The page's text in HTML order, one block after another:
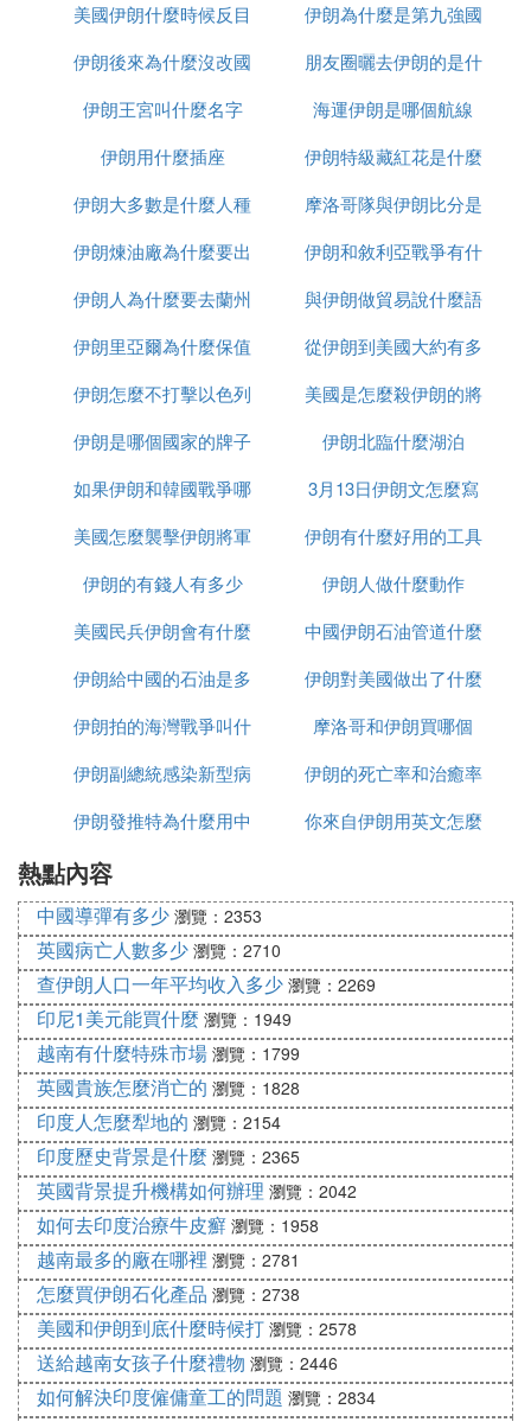
烘嘗鏂銆備紛鏈楃殑涓諱綋姘戞棌涓烘嘗鏂浜猴紝鍗
犲眳姘戞諱漢鍙ｇ殑榪戜竷鎴愶紝灞呮皯鎿嶆嘗鏂璇
涓轟富銆傝櫧鐒朵紛鏈楀拰寰堝氶樋鎷変集鍥藉朵竴
鏍峰悓灞炰簬瑗誇簹銆佸悓灞炰簬浠ヤ紛鏂鍏版暀涓
轟富鐨勫浗瀹訛紝浣嗕紛鏈椾笉鏄闃挎媺浼鍥藉躲傞
樋鎷変集鍥藉朵富瑕佸垎甯冨湪瑗誇簹銆佸寳闈炲湴
鍖猴紝闃挎媺浼鍥藉舵婚潰縐綰1340涓囧鉤鏂瑰叕閲
舵槸鎸囦互闃挎媺浼浜轟負涓葷殑鍥藉躲
闃挎媺浼浜烘槸鐧界嶄漢銆傜櫧縐嶄漢錛屽張縐版х
綏宸翠漢縐嶃侀珮鍔犵儲浜虹嶏紝鎸囧叿鏈夌壒瀹氫
綋璨岀壒寰佺殑涓涓浜虹嶏紝鏄浣撹川浜虹被瀛︾殑
姒傚康銆傜櫧縐嶄漢鏄涓栫晫涓婁漢鏁版渶澶氥佸垎
甯冩渶騫跨殑浜虹嶏紝鍗犱笘鐣屼漢鍙ｇ殑鐧懼垎涔
嬩簲鍗佸洓宸﹀彸銆傜櫧縐嶄漢闅忕潃騫撮緞澧為暱
炲氾紝鎵浠ュぇ澶氭暟鐧界嶄漢鎴愬勾鏈熺浉瀵瑰効
絝ユ湡鐨勮櫣鑶滃拰姣涘彂棰滆壊浼氫笉鍚岀▼搴﹀
湴鍔犳繁銆傚伓鏈夋垚騫存湡鏄閲戝彂紕х溂鐨勭櫧
縐嶄漢錛屼粎瑙佷簬紲栧厛鏄闈炲湴涓嫻峰湴鍖虹殑
嬈ф床鐧界嶄漢銆
闃挎媺浼浜虹殑姘戞棌鏉ユ簮鍙浠ヤ笂婧鍒拌繙鍙ょ
殑闂綾崇壒浜洪儴钀斤紝浠栦滑璁や負鑷宸辨槸浠ュ
樋鎷夌背浜恆佽喀鍗椾漢銆佽厯灝煎熀浜恆佸笇浼鏉
ヤ漢錛堢姽澶浜猴級絳夋湁浜茬紭鍏崇郴銆7涓栫邯
惤鍦ㄤ紛鏂鍏版暀鏃楀笢涓嬪畬鎴愮粺涓鍚庤繀閫熷
悜澶栨墿寮犮8涓栫邯涓鍙跺緩絝嬭搗涓滆嚜鍗板害
娌籌紝瑗胯嚦澶цタ媧嬶紝妯璺ㄤ簹銆侀潪銆佹т笁媧
茬殑闃挎媺浼甯濆浗錛堜腑鍥藉彶縐板ぇ椋燂級銆傚
洓澶у搱閲屽彂鏃舵湡錛632~661錛夊緩閮介害鍦伴
偅錛屽悗縐昏嚦搴撴硶銆
麼辦
美國伊朗什麼時候反目
伊朗為什麼是第九強國
伊朗後來為什麼沒改國
名
朋友圈曬去伊朗的是什
麼梗
伊朗王宮叫什麼名字
海運伊朗是哪個航線
伊朗用什麼插座
伊朗特級藏紅花是什麼
伊朗大多數是什麼人種
摩洛哥隊與伊朗比分是
多少
伊朗煉油廠為什麼要出
售
伊朗和敘利亞戰爭有什
麼區別
伊朗人為什麼要去蘭州
與伊朗做貿易說什麼語
種
伊朗里亞爾為什麼保值
從伊朗到美國大約有多
少千米
伊朗怎麼不打擊以色列
美國是怎麼殺伊朗的將
軍的
伊朗是哪個國家的牌子
伊朗北臨什麼湖泊
如果伊朗和韓國戰爭哪
個贏
3月13日伊朗文怎麼寫
美國怎麼襲擊伊朗將軍
的
伊朗有什麼好用的工具
伊朗的有錢人有多少
伊朗人做什麼動作
美國民兵伊朗會有什麼
反應
中國伊朗石油管道什麼
時候建完
伊朗給中國的石油是多
少一桶
伊朗對美國做出了什麼
反應
伊朗拍的海灣戰爭叫什
麼名字
摩洛哥和伊朗買哪個
伊朗副總統感染新型病
毒有多少
伊朗的死亡率和治癒率
為什麼都高
伊朗發推特為什麼用中
你來自伊朗用英文怎麼
熱點內容
中國導彈有多少 瀏覽：2353
英國病亡人數多少 瀏覽：2710
查伊朗人口一年平均收入多少 瀏覽：2269
印尼1美元能買什麼 瀏覽：1949
越南有什麼特殊市場 瀏覽：1799
英國貴族怎麼消亡的 瀏覽：1828
印度人怎麼犁地的 瀏覽：2154
印度歷史背景是什麼 瀏覽：2365
英國背景提升機構如何辦理 瀏覽：2042
如何去印度治療牛皮癬 瀏覽：1958
越南最多的廠在哪裡 瀏覽：2781
怎麼買伊朗石化產品 瀏覽：2738
美國和伊朗到底什麼時候打 瀏覽：2578
送給越南女孩子什麼禮物 瀏覽：2446
如何解決印度僱傭童工的問題 瀏覽：2834